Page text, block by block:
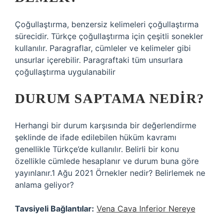
Çoğullaştırma, benzersiz kelimeleri çoğullaştırma
sürecidir. Türkçe çoğullaştırma için çeşitli sonekler
kullanılır. Paragraflar, cümleler ve kelimeler gibi
unsurlar içerebilir. Paragraftaki tüm unsurlara
çoğullaştırma uygulanabilir
DURUM SAPTAMA NEDIR?
Herhangi bir durum karşısında bir değerlendirme
şeklinde de ifade edilebilen hüküm kavramı
genellikle Türkçe’de kullanılır. Belirli bir konu
özellikle cümlede hesaplanır ve durum buna göre
yayınlanır.1 Ağu 2021 Örnekler nedir? Belirlemek ne
anlama geliyor?
Tavsiyeli Bağlantılar: Vena Cava Inferior Nereye